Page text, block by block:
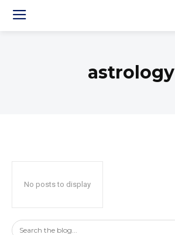
astrology
No posts to display
Search the blog...